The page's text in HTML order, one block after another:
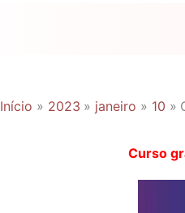
Início 2023 janeiro 10
Curso